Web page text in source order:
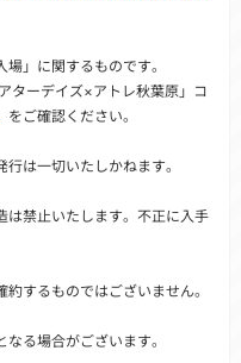
」に関するものです。
ターデイズ×アトレ秋葉原」コ
をご確認ください。
は一切いたしかねます。
は禁止いたします。不正に入手
するものではございません。
る場合がございます。